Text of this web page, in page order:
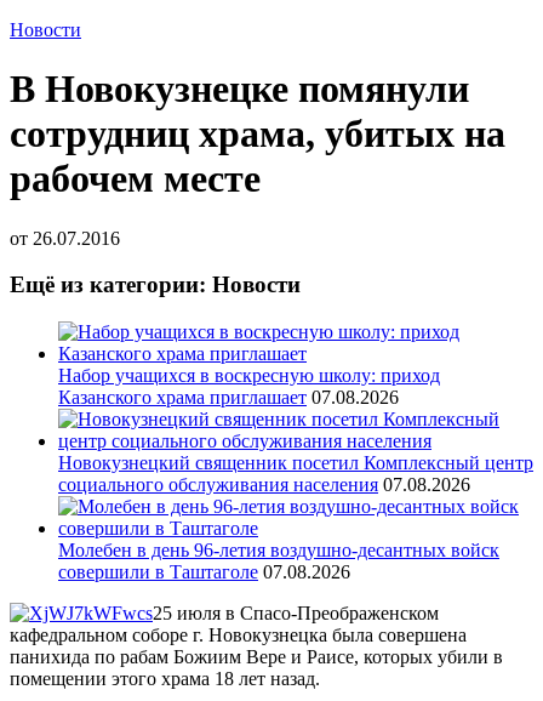
Новости
В Новокузнецке помянули
сотрудниц храма, убитых на
рабочем месте
от 26.07.2016
Ещё из категории: Новости
Набор учащихся в воскресную школу: приход
Казанского храма приглашает 07.08.2026
Новокузнецкий священник посетил Комплексный центр
социального обслуживания населения 07.08.2026
Молебен в день 96-летия воздушно-десантных войск
совершили в Таштаголе 07.08.2026
25 июля в Спасо-Преображенском
кафедральном соборе г. Новокузнецка была совершена
панихида по рабам Божиим Вере и Раисе, которых убили в
помещении этого храма 18 лет назад.